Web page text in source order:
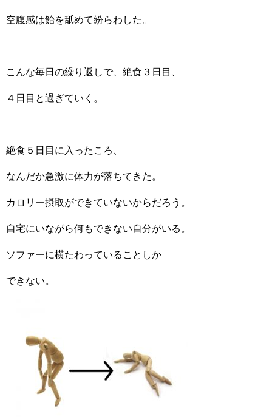
空腹感は飴を舐めて紛らわした。
こんな毎日の繰り返しで、絶食３日目、
４日目と過ぎていく。
絶食５日目に入ったころ、
なんだか急激に体力が落ちてきた。
カロリー摂取ができていないからだろう。
自宅にいながら何もできない自分がいる。
ソファーに横たわっていることしか
できない。